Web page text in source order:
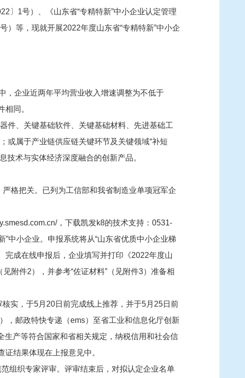
〕1号）、《山东省“专精特新”中小企业认定管理
等，现就开展2022年度山东省“专精特新”中小企
，企业近两年平均营业收入增速调整为不低于
同。
件、关键基础软件、关键基础材料、先进基础工
或属于产业链供应链关键环节及关键领域“补短
技术与实体经济深度融合的创新产品。
格把关。已列为工信部和我省制造业单项冠军企
，下载凯发k8的技术支持：0531-
中小企业。申报系统将从“山东省优质中小企业梯
完成在线申报后，企业填写并打印《2022年度山
附件2），并参考“佐证材料”（见附件3）准备相
实，于5月20日前完成线上推荐，并于5月25日前
，邮政特快专递（ems）至省工业和信息化厅创新
生产等符合国家和省相关规定，纳税信用和社会信
结果体现在上报意见中。
组织专家评审。评审结束后，对拟认定企业名单